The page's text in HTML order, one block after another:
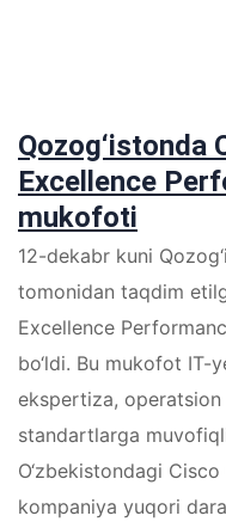
Qozog‘istonda
Excellence
mukofoti
12-dekabr kuni
tomonidan taqdim
Excellence
bo‘ldi. Bu mukofot IT-
ekspertiza,
standartlarga
O‘zbekistondagi
kompaniya yuqori